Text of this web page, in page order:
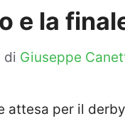
e la
di Giuseppe
attesa per il